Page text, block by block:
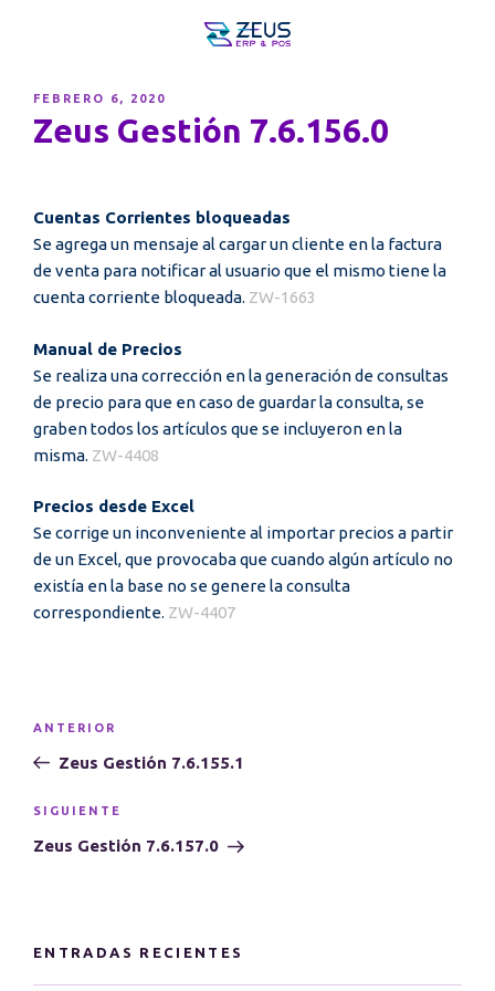
PUBLICADO
EL
FEBRERO 6, 2020
Zeus Gestión 7.6.156.0
Cuentas Corrientes bloqueadas
Se agrega un mensaje al cargar un cliente en la factura
de venta para notificar al usuario que el mismo tiene la
cuenta corriente bloqueada. ZW-1663
Manual de Precios
Se realiza una corrección en la generación de consultas
de precio para que en caso de guardar la consulta, se
graben todos los artículos que se incluyeron en la
misma. ZW-4408
Precios desde Excel
Se corrige un inconveniente al importar precios a partir
de un Excel, que provocaba que cuando algún artículo no
existía en la base no se genere la consulta
correspondiente. ZW-4407
entradas
Entrada
anterior:
ANTERIOR
Zeus Gestión 7.6.155.1
Siguiente
entrada
SIGUIENTE
Zeus Gestión 7.6.157.0
ENTRADAS RECIENTES